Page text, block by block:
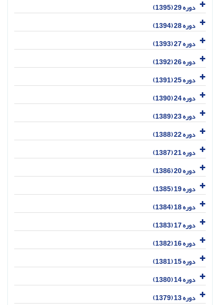
دوره 29 (1395)
دوره 28 (1394)
دوره 27 (1393)
دوره 26 (1392)
دوره 25 (1391)
دوره 24 (1390)
دوره 23 (1389)
دوره 22 (1388)
دوره 21 (1387)
دوره 20 (1386)
دوره 19 (1385)
دوره 18 (1384)
دوره 17 (1383)
دوره 16 (1382)
دوره 15 (1381)
دوره 14 (1380)
دوره 13 (1379)